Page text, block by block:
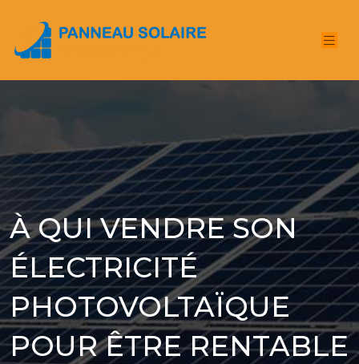
À QUI VENDRE SON
ÉLECTRICITÉ
PHOTOVOLTAÏQUE
POUR ÊTRE RENTABLE